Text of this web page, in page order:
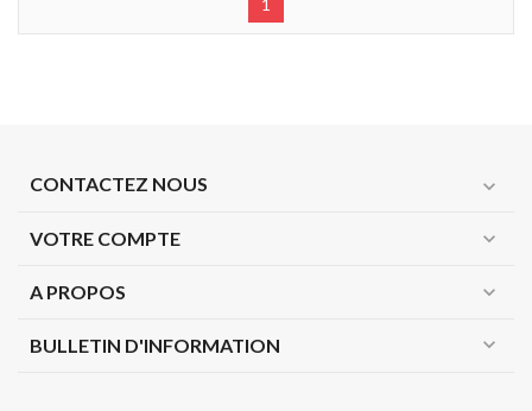
CONTACTEZ NOUS expand_more
VOTRE COMPTE expand_more
A PROPOS expand_more
BULLETIN D'INFORMATION expand_more